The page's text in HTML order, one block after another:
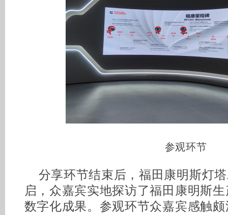
参观环节
分享环节结束后，福田康明斯灯
启，众嘉宾实地探访了福田康明斯
数字化成果。参观环节众嘉宾感触